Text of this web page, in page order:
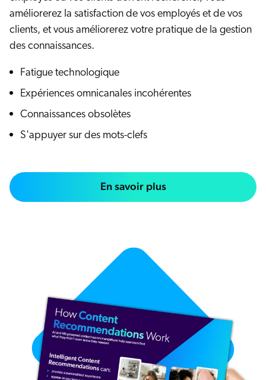
améliorerez la satisfaction de vos employés et de vos
clients, et vous améliorerez votre pratique de la gestion
des connaissances.
Fatigue technologique
Expériences omnicanales incohérentes
Connaissances obsolètes
S'appuyer sur des mots-clefs
En savoir plus